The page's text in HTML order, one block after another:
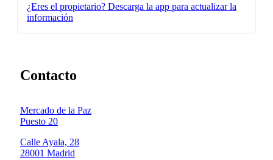
¿Eres el propietario? Descarga la app para actualizar la
información
Contacto
Mercado de la Paz
Puesto 20
Calle Ayala, 28
28001 Madrid